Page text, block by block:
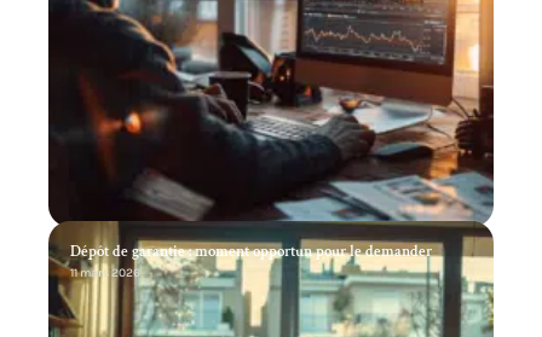
Dépôt de garantie : moment opportun pour le demander
11 mars 2026